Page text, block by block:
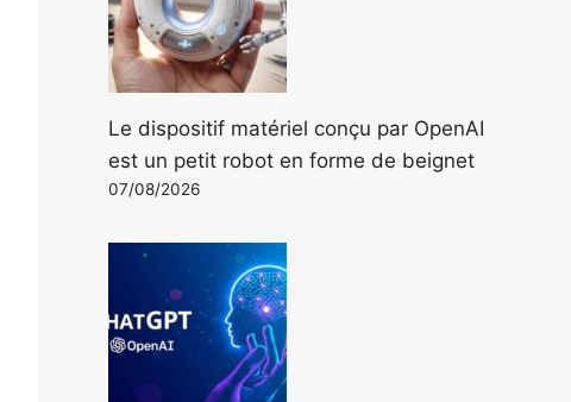
Le dispositif matériel conçu par OpenAI
est un petit robot en forme de beignet
07/08/2026